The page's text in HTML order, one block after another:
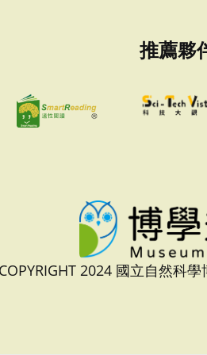
推薦夥
2024 國立自然科